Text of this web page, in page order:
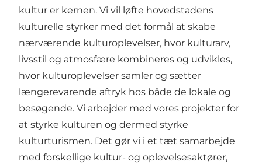
kultur er kernen. Vi vil løfte hovedstadens
kulturelle styrker med det formål at skabe
nærværende kulturoplevelser, hvor kulturarv,
livsstil og atmosfære kombineres og udvikles,
hvor kulturoplevelser samler og sætter
længerevarende aftryk hos både de lokale og
besøgende. Vi arbejder med vores projekter for
at styrke kulturen og dermed styrke
kulturturismen. Det gør vi i et tæt samarbejde
med forskellige kultur- og oplevelsesaktører,